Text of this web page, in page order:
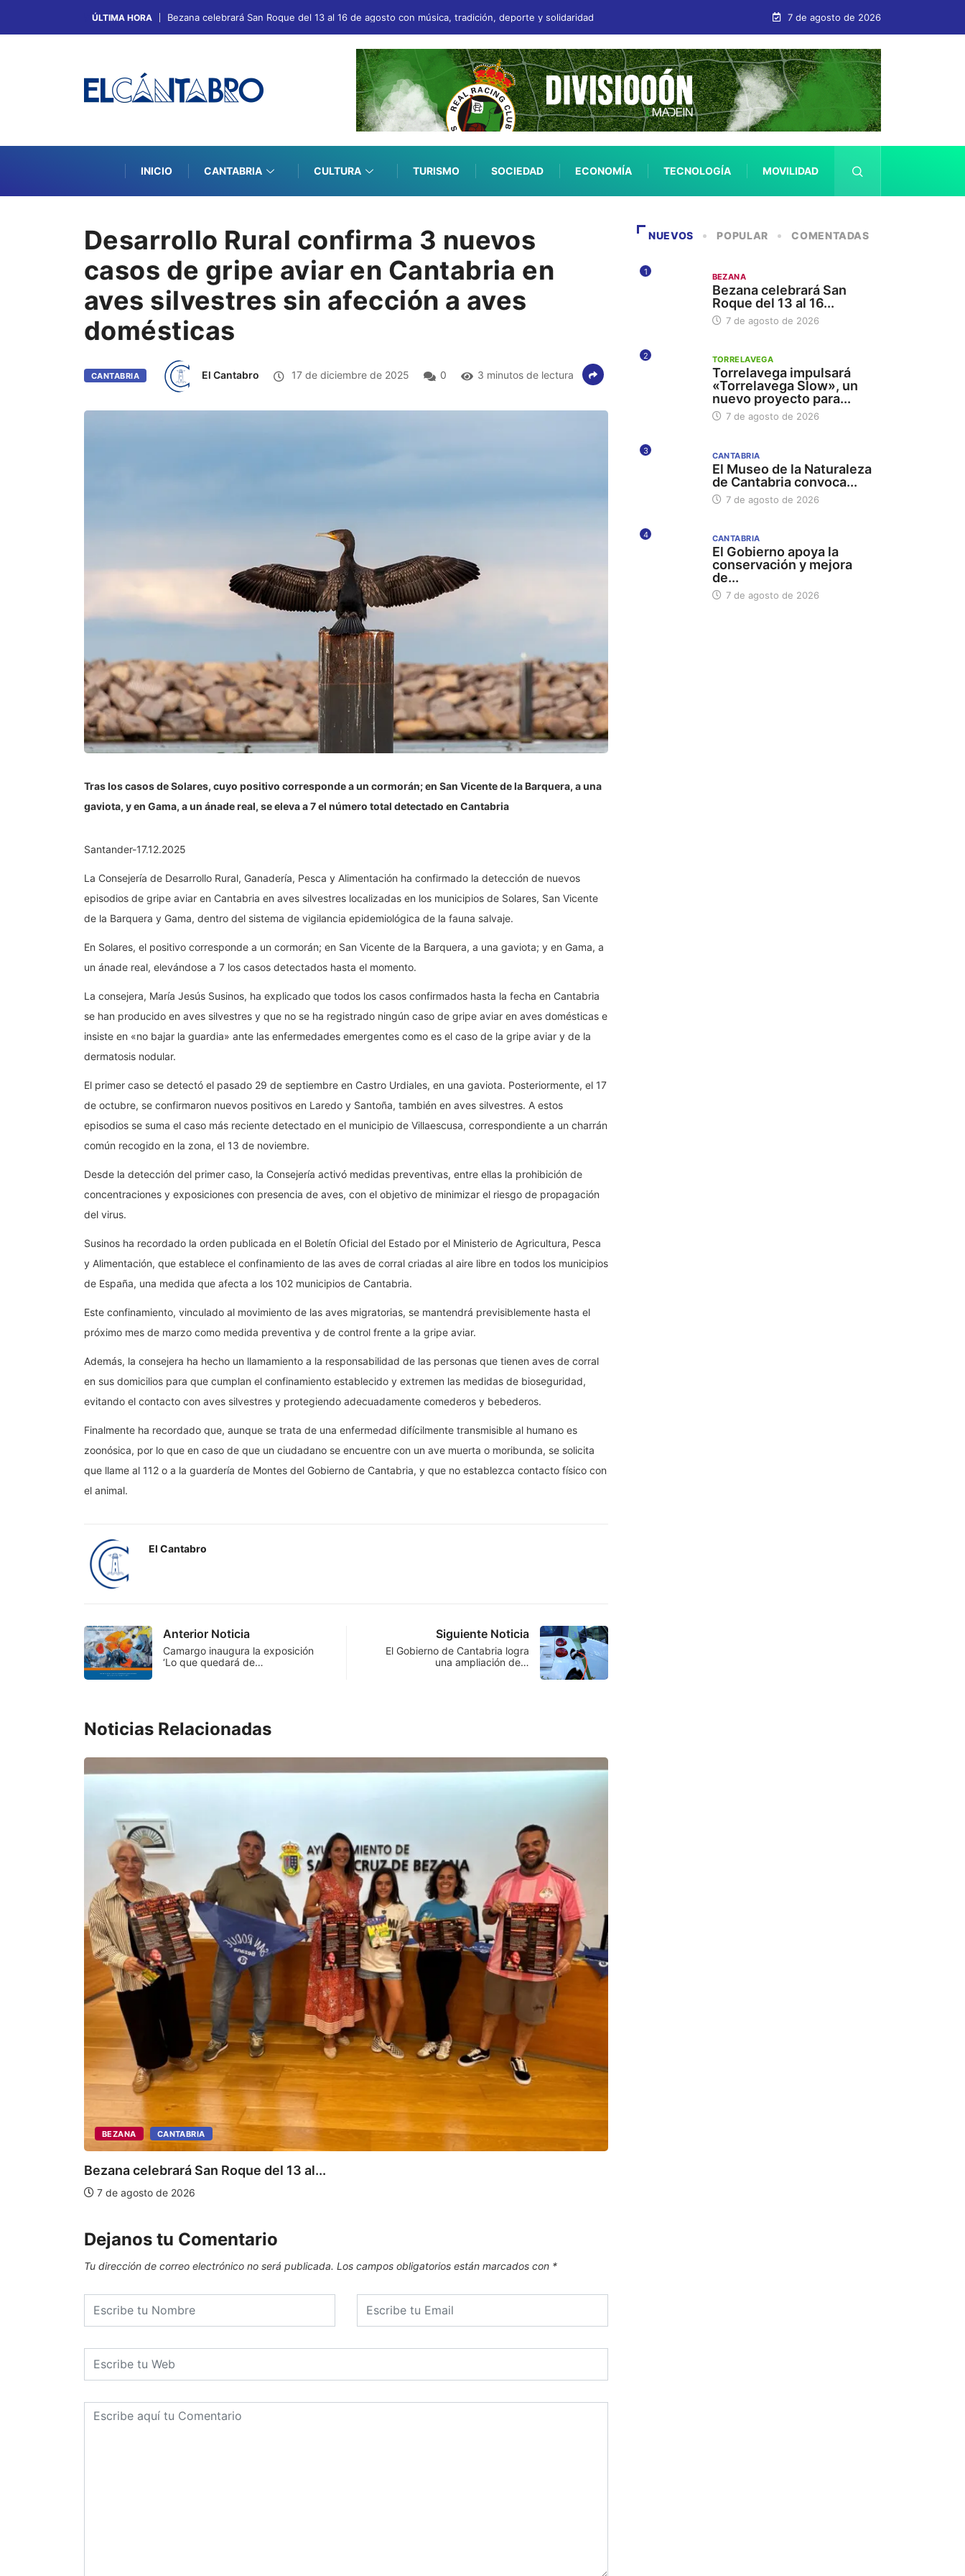
ÚLTIMA HORA Bezana celebrará San Roque del 13 al 16 de agosto con música, tradición, deporte y solidaridad 7 de agosto de 2026
INICIO CANTABRIA CULTURA TURISMO SOCIEDAD ECONOMÍA TECNOLOGÍA MOVILIDAD
Desarrollo Rural confirma 3 nuevos
casos de gripe aviar en Cantabria en
aves silvestres sin afección a aves
domésticas
CANTABRIA El Cantabro 17 de diciembre de 2025 0 3 minutos de lectura
Tras los casos de Solares, cuyo positivo corresponde a un cormorán; en San Vicente de la Barquera, a una
gaviota, y en Gama, a un ánade real, se eleva a 7 el número total detectado en Cantabria
Santander-17.12.2025
La Consejería de Desarrollo Rural, Ganadería, Pesca y Alimentación ha confirmado la detección de nuevos
episodios de gripe aviar en Cantabria en aves silvestres localizadas en los municipios de Solares, San Vicente
de la Barquera y Gama, dentro del sistema de vigilancia epidemiológica de la fauna salvaje.
En Solares, el positivo corresponde a un cormorán; en San Vicente de la Barquera, a una gaviota; y en Gama, a
un ánade real, elevándose a 7 los casos detectados hasta el momento.
La consejera, María Jesús Susinos, ha explicado que todos los casos confirmados hasta la fecha en Cantabria
se han producido en aves silvestres y que no se ha registrado ningún caso de gripe aviar en aves domésticas e
insiste en «no bajar la guardia» ante las enfermedades emergentes como es el caso de la gripe aviar y de la
dermatosis nodular.
El primer caso se detectó el pasado 29 de septiembre en Castro Urdiales, en una gaviota. Posteriormente, el 17
de octubre, se confirmaron nuevos positivos en Laredo y Santoña, también en aves silvestres. A estos
episodios se suma el caso más reciente detectado en el municipio de Villaescusa, correspondiente a un charrán
común recogido en la zona, el 13 de noviembre.
Desde la detección del primer caso, la Consejería activó medidas preventivas, entre ellas la prohibición de
concentraciones y exposiciones con presencia de aves, con el objetivo de minimizar el riesgo de propagación
del virus.
Susinos ha recordado la orden publicada en el Boletín Oficial del Estado por el Ministerio de Agricultura, Pesca
y Alimentación, que establece el confinamiento de las aves de corral criadas al aire libre en todos los municipios
de España, una medida que afecta a los 102 municipios de Cantabria.
Este confinamiento, vinculado al movimiento de las aves migratorias, se mantendrá previsiblemente hasta el
próximo mes de marzo como medida preventiva y de control frente a la gripe aviar.
Además, la consejera ha hecho un llamamiento a la responsabilidad de las personas que tienen aves de corral
en sus domicilios para que cumplan el confinamiento establecido y extremen las medidas de bioseguridad,
evitando el contacto con aves silvestres y protegiendo adecuadamente comederos y bebederos.
Finalmente ha recordado que, aunque se trata de una enfermedad difícilmente transmisible al humano es
zoonósica, por lo que en caso de que un ciudadano se encuentre con un ave muerta o moribunda, se solicita
que llame al 112 o a la guardería de Montes del Gobierno de Cantabria, y que no establezca contacto físico con
el animal.
El Cantabro
Anterior Noticia
Camargo inaugura la exposición
‘Lo que quedará de…
Siguiente Noticia
El Gobierno de Cantabria logra
una ampliación de…
Noticias Relacionadas
BEZANA CANTABRIA
Bezana celebrará San Roque del 13 al...
7 de agosto de 2026
Dejanos tu Comentario
Tu dirección de correo electrónico no será publicada. Los campos obligatorios están marcados con *
NUEVOS POPULAR COMENTADAS
1 BEZANA
Bezana celebrará San
Roque del 13 al 16...
7 de agosto de 2026
2 TORRELAVEGA
Torrelavega impulsará
«Torrelavega Slow», un
nuevo proyecto para...
7 de agosto de 2026
3 CANTABRIA
El Museo de la Naturaleza
de Cantabria convoca...
7 de agosto de 2026
4 CANTABRIA
El Gobierno apoya la
conservación y mejora
de...
7 de agosto de 2026